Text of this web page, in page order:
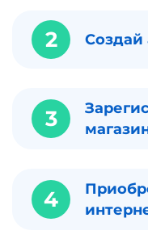
2 Создай
3
4